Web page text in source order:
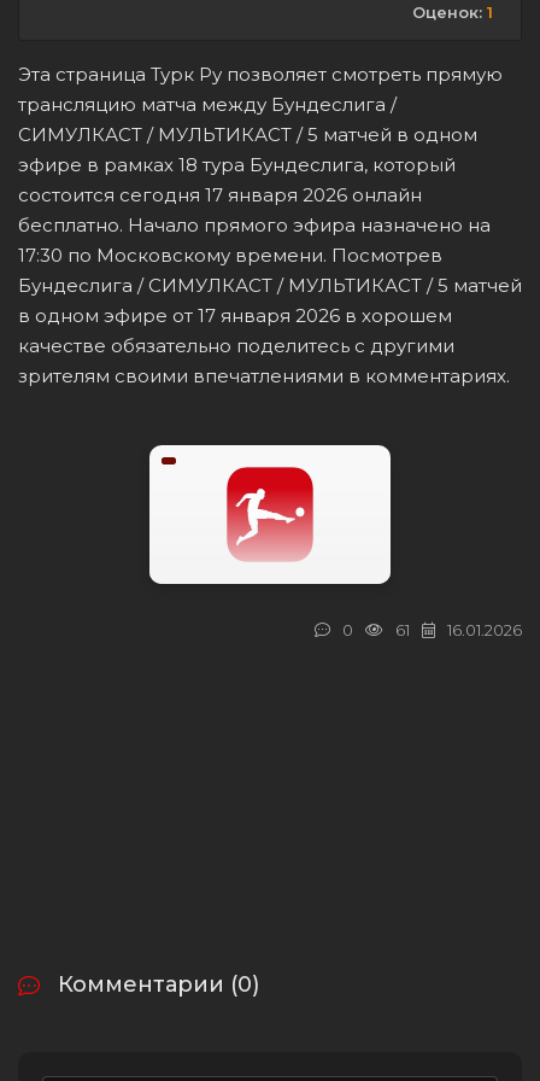
Эта страница Турк Ру позволяет смотреть прямую
трансляцию матча между Бундеслига /
СИМУЛКАСТ / МУЛЬТИКАСТ / 5 матчей в одном
эфире в рамках 18 тура Бундеслига, который
состоится сегодня 17 января 2026 онлайн
бесплатно. Начало прямого эфира назначено на
17:30 по Московскому времени. Посмотрев
Бундеслига / СИМУЛКАСТ / МУЛЬТИКАСТ / 5 матчей
в одном эфире от 17 января 2026 в хорошем
качестве обязательно поделитесь с другими
зрителям своими впечатлениями в комментариях.
Оценок: 1
16.01.2026
61
0
Комментарии (0)